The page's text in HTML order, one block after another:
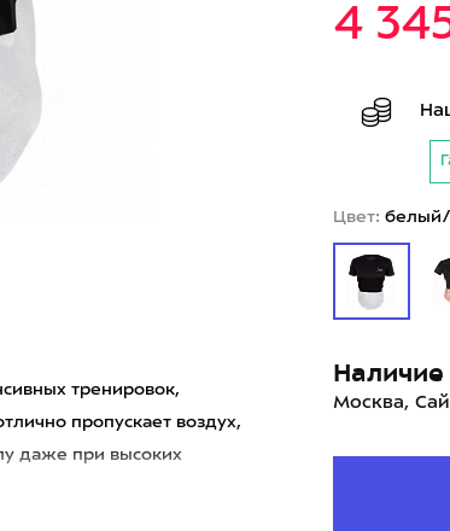
тренировок,
пропускает воздух,
даже при высоких
4
Цвет:
Наличие
Москва,